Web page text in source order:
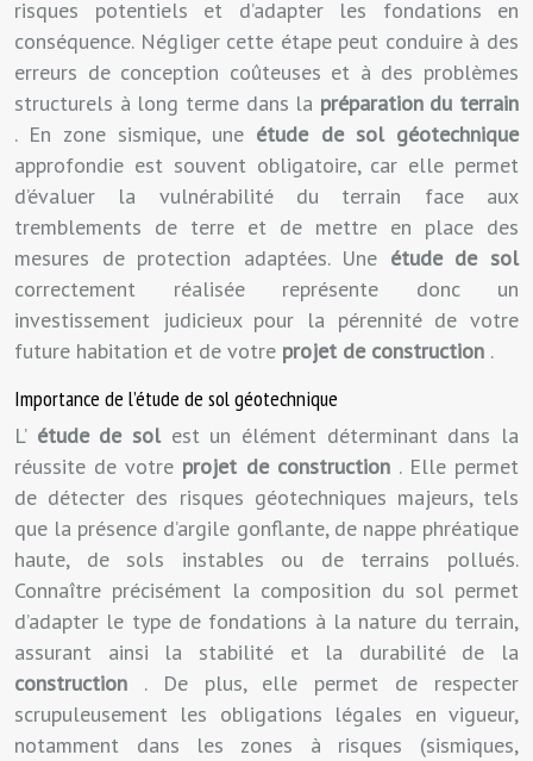
risques potentiels et d’adapter les fondations en
conséquence. Négliger cette étape peut conduire à des
erreurs de conception coûteuses et à des problèmes
structurels à long terme dans la préparation du terrain
. En zone sismique, une étude de sol géotechnique
approfondie est souvent obligatoire, car elle permet
d’évaluer la vulnérabilité du terrain face aux
tremblements de terre et de mettre en place des
mesures de protection adaptées. Une étude de sol
correctement réalisée représente donc un
investissement judicieux pour la pérennité de votre
future habitation et de votre projet de construction .
Importance de l’étude de sol géotechnique
L’ étude de sol est un élément déterminant dans la
réussite de votre projet de construction . Elle permet
de détecter des risques géotechniques majeurs, tels
que la présence d’argile gonflante, de nappe phréatique
haute, de sols instables ou de terrains pollués.
Connaître précisément la composition du sol permet
d’adapter le type de fondations à la nature du terrain,
assurant ainsi la stabilité et la durabilité de la
construction . De plus, elle permet de respecter
scrupuleusement les obligations légales en vigueur,
notamment dans les zones à risques (sismiques,